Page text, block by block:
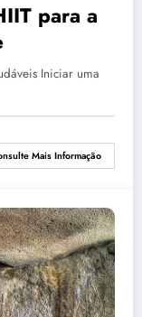
para a
Iniciar uma
Mais Informação